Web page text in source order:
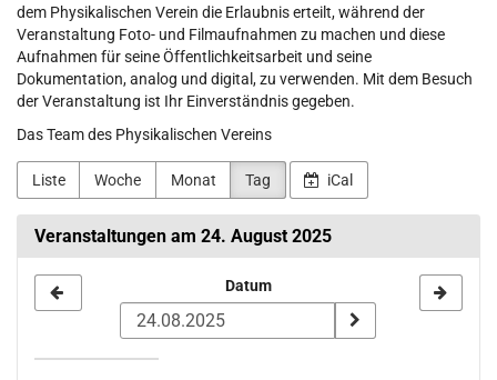
dem Physikalischen Verein die Erlaubnis erteilt, während der
Veranstaltung Foto- und Filmaufnahmen zu machen und diese
Aufnahmen für seine Öffentlichkeitsarbeit und seine
Dokumentation, analog und digital, zu verwenden. Mit dem Besuch
der Veranstaltung ist Ihr Einverständnis gegeben.
Das Team des Physikalischen Vereins
Liste Woche Monat Tag iCal
Veranstaltungen am 24. August 2025
zur
Anzeige
Datum